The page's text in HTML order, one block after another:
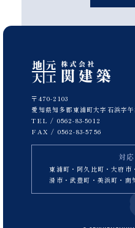
〒470-2103
愛知県知多郡東浦町大字石浜字
TEL / 0562-83-5012
FAX / 0562-83-5756
対
東浦町・阿久比町・大府
滑市・武豊町・美浜町・南